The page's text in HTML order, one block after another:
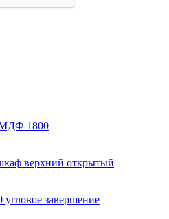
МДФ 1800
верхний открытый
завершение